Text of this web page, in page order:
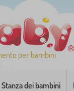
per bambini
Stanza dei bambini